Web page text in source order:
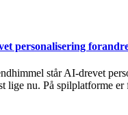
personalisering
står AI-drevet
lige nu. På spilplatforme